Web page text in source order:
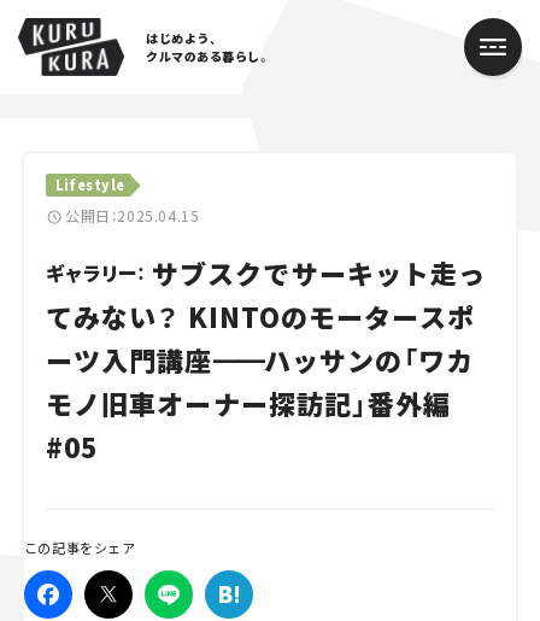
はじめよう、
クルマのある暮らし。
Lifestyle
公開日：2025.04.15
ギャラリー： サブスクでサーキット走っ
てみない？ KINTOのモータースポ
ーツ入門講座━━ハッサンの「ワカ
モノ旧車オーナー探訪記」番外編
#05
この記事をシェア
Cars
Lifestyle
Traffic
Special
Series
スズキ ジムニー｜Suzuki Jimny
マツダ｜Mazda
マツダ ロードスター｜Mazda Roadster